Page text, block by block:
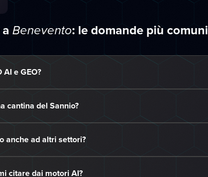
Benevento: le domande più comuni
e GEO?
cantina del Sannio?
anche ad altri settori?
citare dai motori AI?